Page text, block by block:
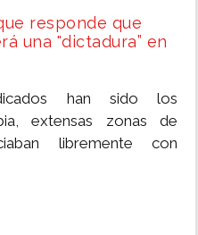
responde que
una "dictadura” en
han sido los
extensas zonas de
libremente con